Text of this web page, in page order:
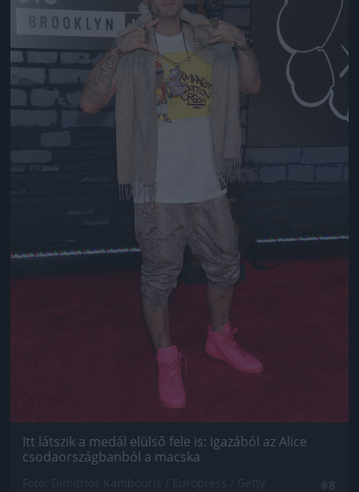
Itt látszik a medál elülső fele is: igazából az Alice
csodaországbanból a macska